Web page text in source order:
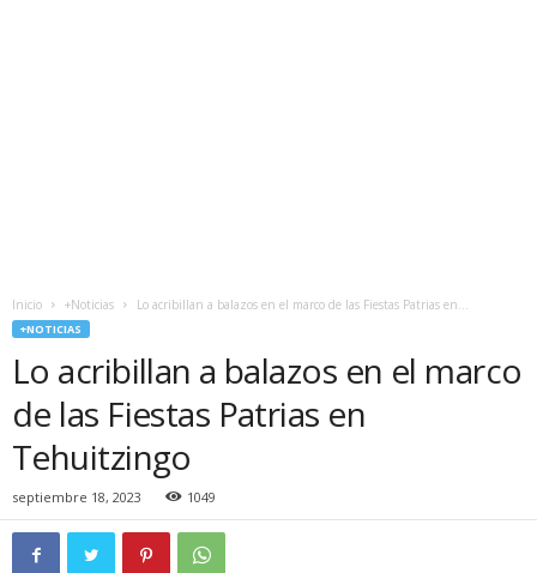
Inicio +Noticias Lo acribillan a balazos en el marco de las Fiestas Patrias en...
+NOTICIAS
Lo acribillan a balazos en el marco
de las Fiestas Patrias en
Tehuitzingo
septiembre 18, 2023 1049